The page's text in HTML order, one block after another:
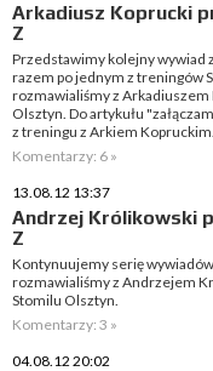
Arkadiusz Koprucki
Z
Przedstawimy kolejny wywiad
razem po jednym z treningów
rozmawialiśmy z
Olsztyn. Do artykułu
z treningu z Arkiem
Komentarzy: 6 »
13.08.12 13:37
Andrzej Królikowski
Z
Kontynuujemy serię
rozmawialiśmy z Andrzejem
Stomilu Olsztyn.
Komentarzy: 3 »
04.08.12 20:02